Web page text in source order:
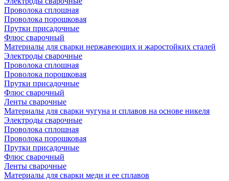
Проволока сплошная
Проволока порошковая
Прутки присадочные
Флюс сварочный
Материалы для сварки нержавеющих и жаростойких сталей
Электроды сварочные
Проволока сплошная
Проволока порошковая
Прутки присадочные
Флюс сварочный
Ленты сварочные
Материалы для сварки чугуна и сплавов на основе никеля
Электроды сварочные
Проволока сплошная
Проволока порошковая
Прутки присадочные
Флюс сварочный
Ленты сварочные
Материалы для сварки меди и ее сплавов